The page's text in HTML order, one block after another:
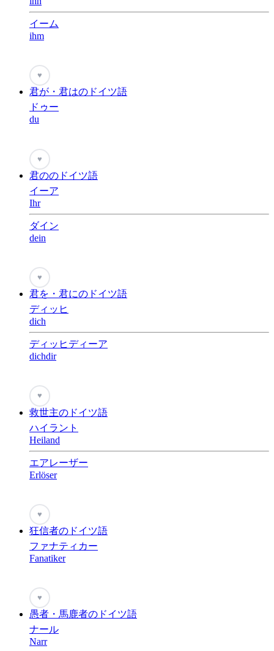
イーム
ihm
♥
君が・君はのドイツ語
ドゥー
du
♥
君ののドイツ語
イーア
Ihr
ダイン
dein
♥
君を・君にのドイツ語
ディッヒ
dich
ディッヒディーア
dichdir
♥
救世主のドイツ語
ハイラント
Heiland
エアレーザー
Erlöser
♥
狂信者のドイツ語
ファナティカー
Fanatiker
♥
愚者・馬鹿者のドイツ語
ナール
Narr